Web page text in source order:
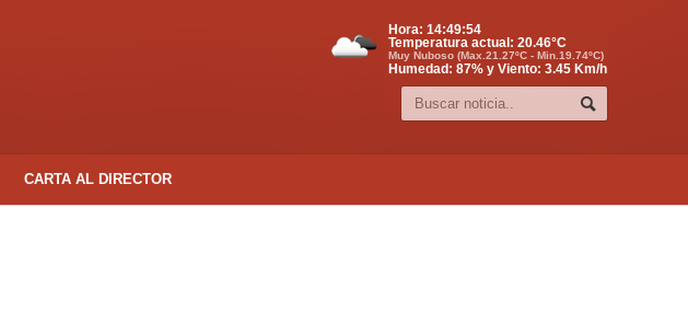
Hora: 14:49:55
Temperatura actual: 20.46°C
Muy Nuboso (Max.21.27ºC - Min.19.74ºC)
Humedad: 87% y Viento: 3.45 Km/h
CARTA AL DIRECTOR